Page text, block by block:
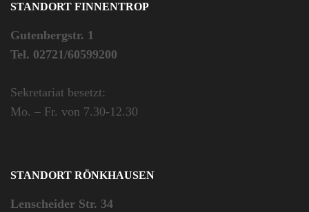
STANDORT FINNENTROP
Gutenbergstr. 1
Tel. 02721/60599200
Sekretariat besetzt:
Mo. – Fr. von 7.30-12.30
STANDORT RÖNKHAUSEN
Lenscheider Str. 34